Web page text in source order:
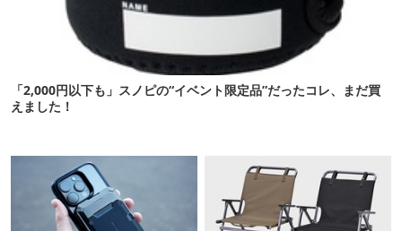
「2,000円以下も」スノピの“イベント限定品”だったコレ、まだ買
えました！